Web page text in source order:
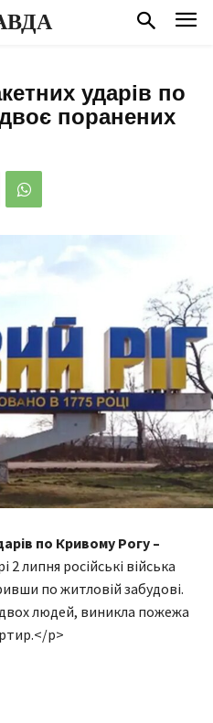
ударів по
поранених
по Кривому Рогу –
2 липня російські війська
по житловій забудові.
людей, виникла пожежа
p>